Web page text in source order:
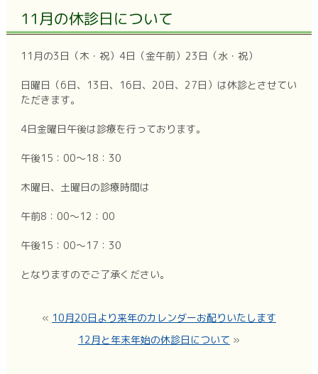
11月の休診日について
11月の3日（木・祝）4日（金午前）23日（水・祝）
日曜日（6日、13日、16日、20日、27日）は休診とさせてい
ただきます。
4日金曜日午後は診療を行っております。
午後15：00～18：30
木曜日、土曜日の診療時間は
午前8：00～12：00
午後15：00～17：30
となりますのでご了承ください。
« 10月20日より来年のカレンダーお配りいたします
12月と年末年始の休診日について »